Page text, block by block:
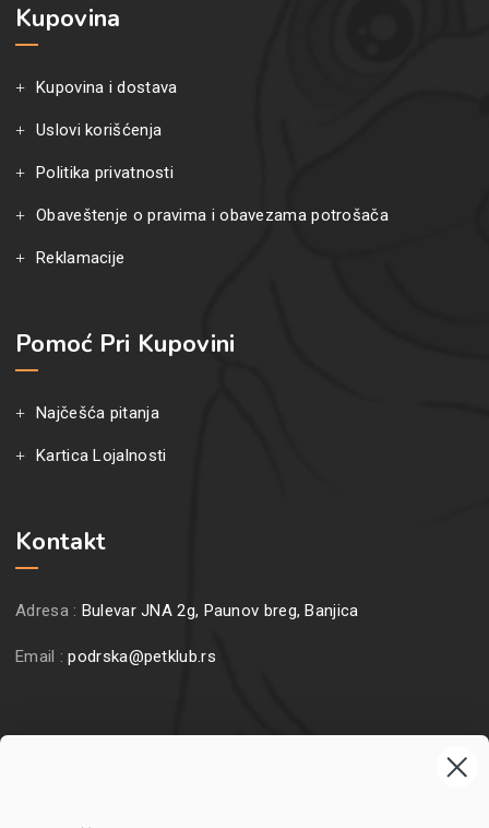
Kupovina
Kupovina i dostava
Uslovi korišćenja
Politika privatnosti
Obaveštenje o pravima i obavezama potrošača
Reklamacije
Pomoć Pri Kupovini
Najčešća pitanja
Kartica Lojalnosti
Kontakt
Adresa : Bulevar JNA 2g, Paunov breg, Banjica
Email :podrska@petklub.rs